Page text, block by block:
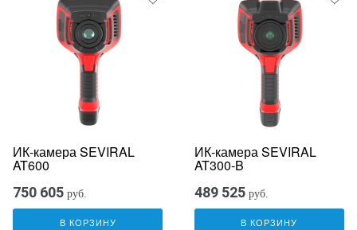
ИК-камера SEVIRAL
AT600
750 605 руб.
В КОРЗИНУ
ИК-камера SEVIRAL
AT300-B
489 525 руб.
В КОРЗИНУ